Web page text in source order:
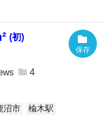
(初)
4
沼市
楡木駅